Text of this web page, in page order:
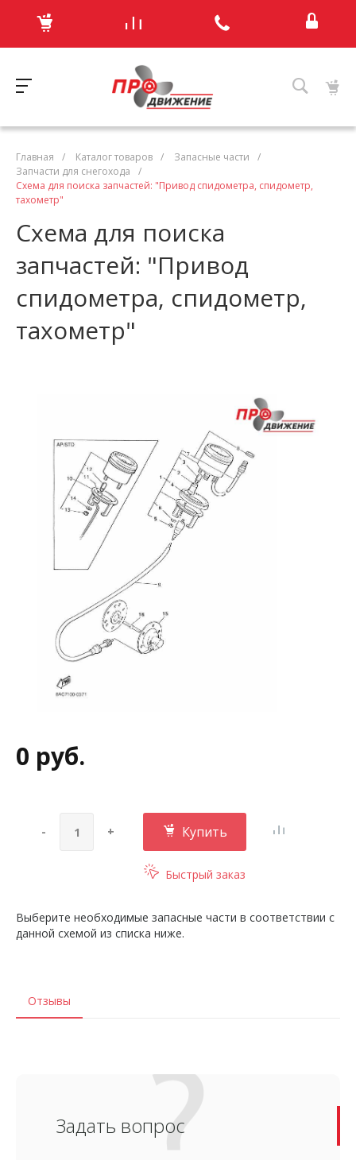
Главная / Каталог товаров / Запасные части
/
Запчасти для снегохода
/
Схема для поиска запчастей: "Привод спидометра, спидометр,
тахометр"
Схема для поиска
запчастей: "Привод
спидометра, спидометр,
тахометр"
0 руб.
- + Купить
Быстрый заказ
Выберите необходимые запасные части в соответствии с
данной схемой из списка ниже.
Отзывы
Задать вопрос